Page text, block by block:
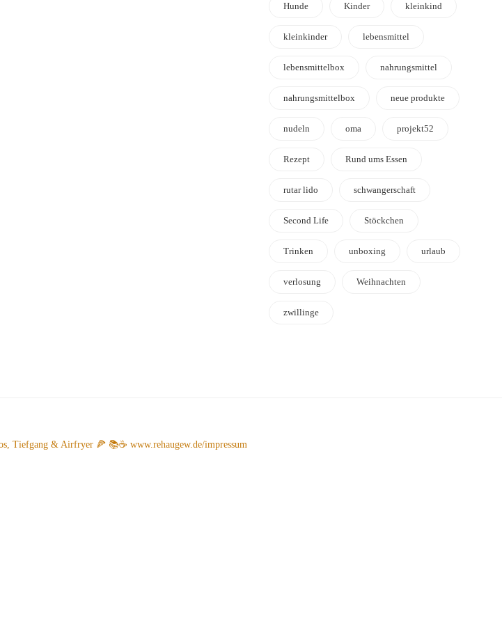
Hunde Kinder kleinkind
kleinkinder lebensmittel
lebensmittelbox nahrungsmittel
nahrungsmittelbox neue produkte
nudeln oma projekt52
Rezept Rund ums Essen
rutar lido schwangerschaft
Second Life Stöckchen
Trinken unboxing urlaub
verlosung Weihnachten
zwillinge
Tiefgang & Airfryer 🍕 📚☕️ www.rehaugew.de/impressum